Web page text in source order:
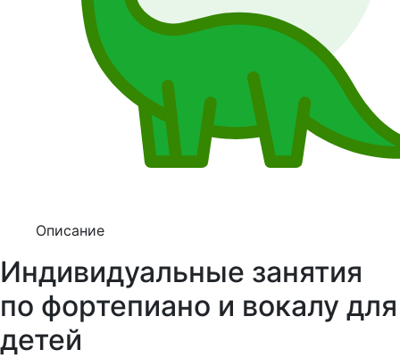
Описание
Индивидуальные занятия
по фортепиано и вокалу для
детей